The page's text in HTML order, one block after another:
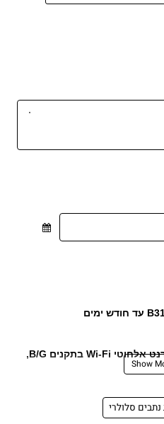
Wi-Fi בתקנים B/G
,
סלולרי